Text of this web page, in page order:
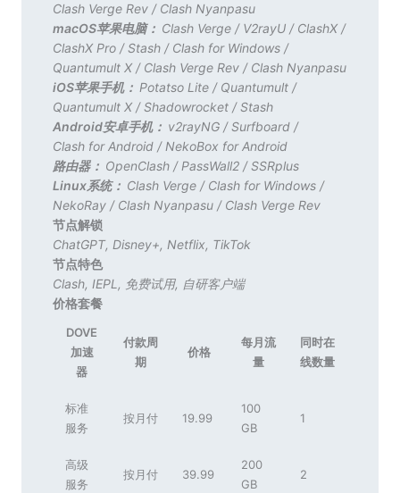
Clash Verge Rev/ Clash Nyanpasu
macOS苹果电脑： Clash Verge/ V2rayU/ ClashX/
ClashX Pro/Stash/ Clash for Windows/
Quantumult X/ Clash Verge Rev/ Clash Nyanpasu
iOS苹果手机： Potatso Lite/ Quantumult/
Quantumult X/Shadowrocket/Stash
Android安卓手机： v2rayNG/Surfboard/
Clash for Android/ NekoBox for Android
路由器： OpenClash/ PassWall2/SSRplus
Linux系统： Clash Verge/ Clash for Windows/
NekoRay/ Clash Nyanpasu/ Clash Verge Rev
节点解锁
ChatGPT, Disney+, Netflix, TikTok
节点特色
Clash, IEPL , 免费试用, 自研客户端
价格套餐
DOVE
加速
器
付款周
期
价格
每月流
量
同时在
线数量
标准
服务
按月付 19.99
100
GB
1
高级
服务
按月付 39.99
200
GB
2